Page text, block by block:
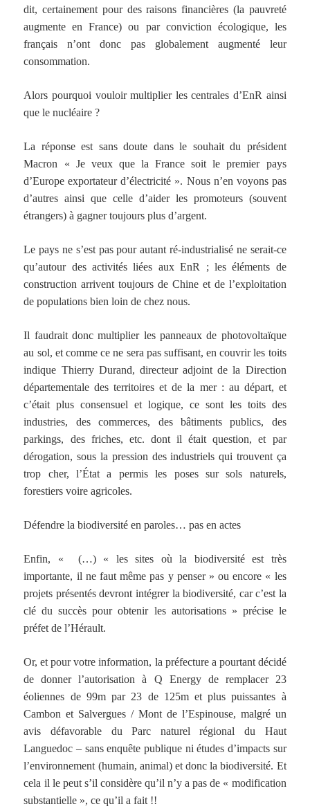
dit, certainement pour des raisons financières (la pauvreté
augmente en France) ou par conviction écologique, les
français n’ont donc pas globalement augmenté leur
consommation.
Alors pourquoi vouloir multiplier les centrales d’EnR ainsi
que le nucléaire ?
La réponse est sans doute dans le souhait du président
Macron « Je veux que la France soit le premier pays
d’Europe exportateur d’électricité ». Nous n’en voyons pas
d’autres ainsi que celle d’aider les promoteurs (souvent
étrangers) à gagner toujours plus d’argent.
Le pays ne s’est pas pour autant ré-industrialisé ne serait-ce
qu’autour des activités liées aux EnR ; les éléments de
construction arrivent toujours de Chine et de l’exploitation
de populations bien loin de chez nous.
Il faudrait donc multiplier les panneaux de photovoltaïque
au sol, et comme ce ne sera pas suffisant, en couvrir les toits
indique Thierry Durand, directeur adjoint de la Direction
départementale des territoires et de la mer : au départ, et
c’était plus consensuel et logique, ce sont les toits des
industries, des commerces, des bâtiments publics, des
parkings, des friches, etc. dont il était question, et par
dérogation, sous la pression des industriels qui trouvent ça
trop cher, l’État a permis les poses sur sols naturels,
forestiers voire agricoles.
Défendre la biodiversité en paroles… pas en actes
Enfin, « (…) « les sites où la biodiversité est très
importante, il ne faut même pas y penser » ou encore « les
projets présentés devront intégrer la biodiversité, car c’est la
clé du succès pour obtenir les autorisations » précise le
préfet de l’Hérault.
Or, et pour votre information, la préfecture a pourtant décidé
de donner l’autorisation à Q Energy de remplacer 23
éoliennes de 99m par 23 de 125m et plus puissantes à
Cambon et Salvergues / Mont de l’Espinouse, malgré un
avis défavorable du Parc naturel régional du Haut
Languedoc – sans enquête publique ni études d’impacts sur
l’environnement (humain, animal) et donc la biodiversité. Et
cela il le peut s’il considère qu’il n’y a pas de « modification
substantielle », ce qu’il a fait !!